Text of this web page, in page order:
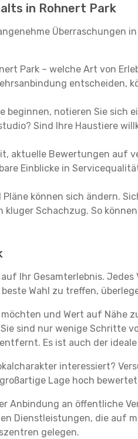
in Rohnert Park
Überraschungen
Park – welche Art von
entscheiden,
beginnen, notieren Sie
Sind Ihre Haustiere
aktuelle Bewertungen auf
Einblicke in
können sich ändern.
Schachzug. So
Ihr Gesamterlebnis.
Wahl zu treffen,
und Wert auf Nähe
sind nur wenige Schritte
Es ist auch der
interessiert?
Lage hoch
Anbindung an öffentliche
Dienstleistungen, die auf
gelegen.